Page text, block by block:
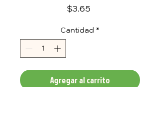
$3.65
Cantidad *
Agregar al carrito